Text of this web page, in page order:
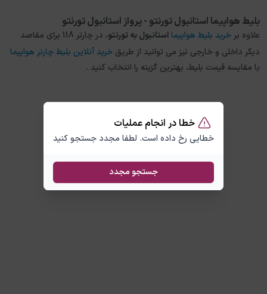
خطا در انجام عملیات
خطایی رخ داده است. لطفا مجدد جستجو کنید
جستجو مجدد
بلیط هواپیما استانبول تورنتو - پرواز استانبول تورنتو
علاوه بر خرید بلیط هواپیما استانبولبهتورنتو
، در چارتر 118 برای مقاصد
دیگر داخلی و خارجی نیز می توانید از طریق خرید آنلاین بلیط چارتر هواپیما
با مقایسه قیمت بلیط، بهترین گزینه را انتخاب کنید .